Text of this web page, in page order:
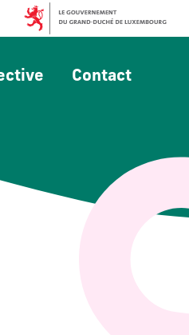
Contact